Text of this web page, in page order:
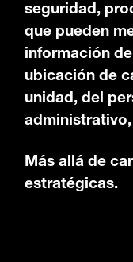
seguridad,
que pueden
información
ubicación de
unidad, del
Más allá de
estratégicas.